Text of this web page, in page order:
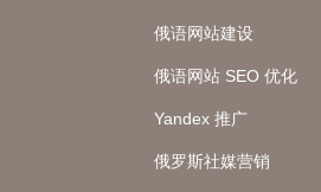
俄语网站建设
俄语网站 SEO 优化
Yandex 推广
俄罗斯社媒营销